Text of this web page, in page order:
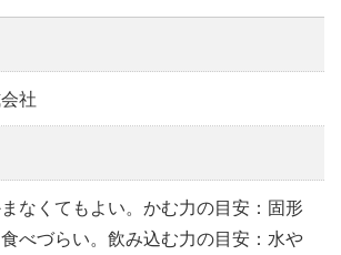
社
なくてもよい。かむ力の目安：固形
べづらい。飲み込む力の目安：水や